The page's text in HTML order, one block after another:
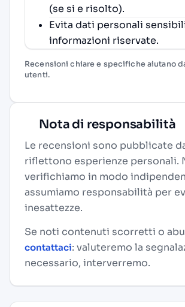
(se si e risolto).
Evita dati personali
informazioni riservate.
Recensioni chiare e specifiche aiutano
utenti.
Nota di responsabilità
Le recensioni sono pubblicate
riflettono esperienze personali.
verifichiamo in modo
assumiamo responsabilità per
inesattezze.
Se noti contenuti scorretti o
contattaci: valuteremo la
necessario, interverremo.